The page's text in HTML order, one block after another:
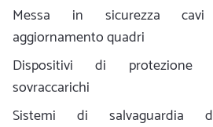
Messa in sicurezza
aggiornamento quadri
Dispositivi di protezione
sovraccarichi
Sistemi di salvaguardia